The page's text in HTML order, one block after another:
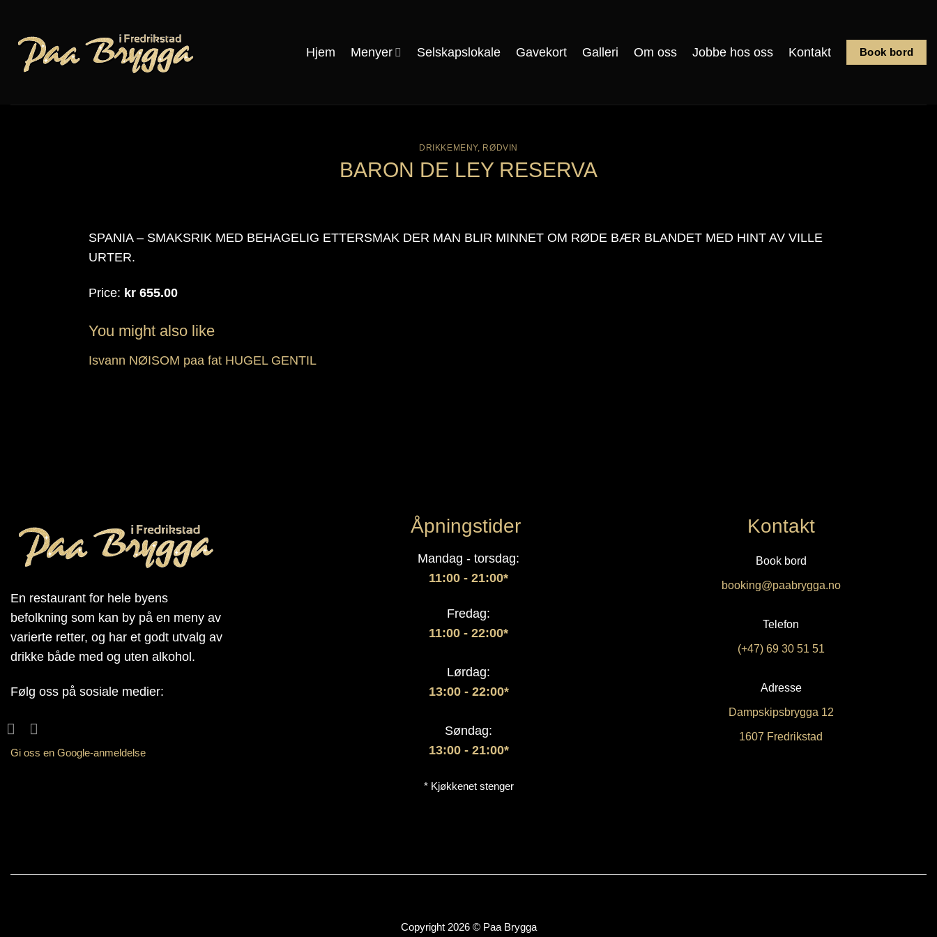
content
Hjem Menyer Selskapslokale Gavekort Galleri Om oss Jobbe hos oss Kontakt Book bord
DRIKKEMENY, RØDVIN
BARON DE LEY RESERVA
SPANIA – SMAKSRIK MED BEHAGELIG ETTERSMAK DER MAN BLIR MINNET OM RØDE BÆR BLANDET MED HINT AV VILLE
URTER.
Price: kr 655.00
You might also like
Isvann NØISOM paa fat HUGEL GENTIL
En restaurant for hele byens
befolkning som kan by på en meny av
varierte retter, og har et godt utvalg av
drikke både med og uten alkohol.
Følg oss på sosiale medier:
Gi oss en Google-anmeldelse
Åpningstider
Mandag - torsdag:
11:00 - 21:00*
Fredag:
11:00 - 22:00*
Lørdag:
13:00- 22:00*
Søndag:
13:00 - 21:00*
* Kjøkkenet stenger
Kontakt
Book bord
booking@paabrygga.no
Telefon
(+47) 69 30 51 51
Adresse
Dampskipsbrygga 12
1607 Fredrikstad
Copyright 2026 © Paa Brygga